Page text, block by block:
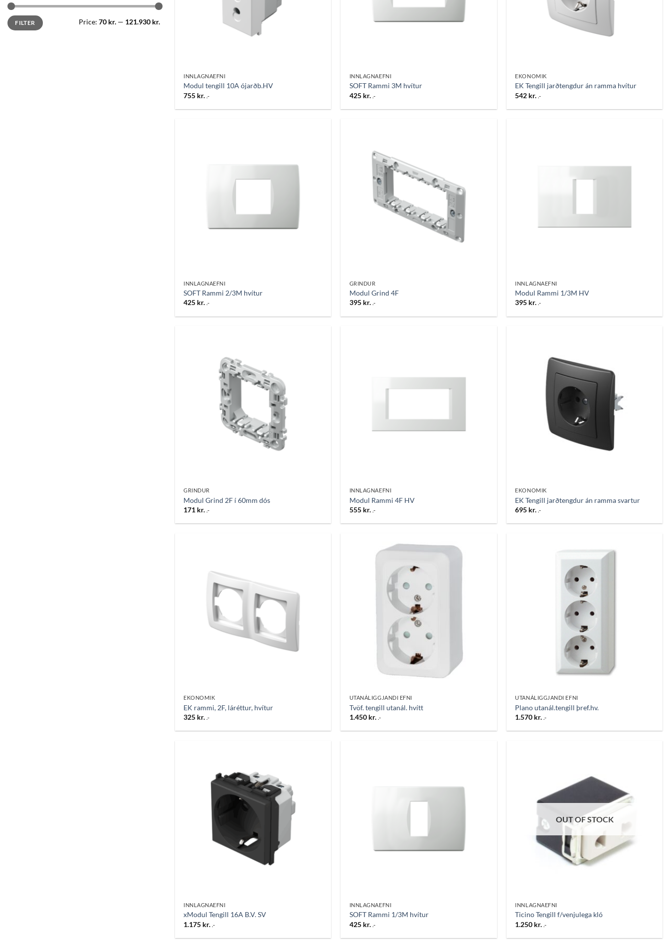
Min
price
Max
priceFILTER Price: 70 kr. — 121.930 kr.
INNLAGNAEFNI
Modul tengill 10A ójarðb.HV
755 kr. .-
INNLAGNAEFNI
SOFT Rammi 3M hvítur
425 kr. .-
EKONOMIK
EK Tengill jarðtengdur án ramma hvítur
542 kr. .-
INNLAGNAEFNI
SOFT Rammi 2/3M hvítur
425 kr. .-
GRINDUR
Modul Grind 4F
395 kr. .-
INNLAGNAEFNI
Modul Rammi 1/3M HV
395 kr. .-
GRINDUR
Modul Grind 2F í 60mm dós
171 kr. .-
INNLAGNAEFNI
Modul Rammi 4F HV
555 kr. .-
EKONOMIK
EK Tengill jarðtengdur án ramma svartur
695 kr. .-
EKONOMIK
EK rammi, 2F, láréttur, hvítur
325 kr. .-
UTANÁLIGGJANDI EFNI
Tvöf. tengill utanál. hvítt
1.450 kr. .-
UTANÁLIGGJANDI EFNI
Plano utanál.tengill þref.hv.
1.570 kr. .-
INNLAGNAEFNI
xModul Tengill 16A B.V. SV
1.175 kr. .-
INNLAGNAEFNI
SOFT Rammi 1/3M hvítur
425 kr. .-
OUT OF STOCK
INNLAGNAEFNI
Ticino Tengill f/venjulega kló
1.250 kr. .-